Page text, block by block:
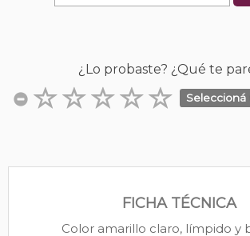
¿Lo probaste? ¿Qué te
FICHA TÉCNICA
Color amarillo claro, límpido y